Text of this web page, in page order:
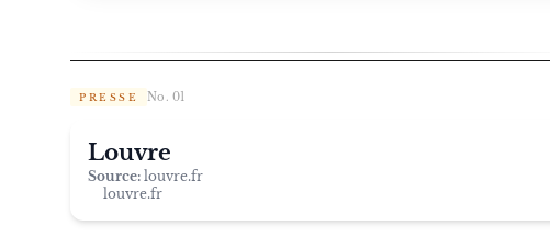
PRESSE No. 01
Louvre
Source: louvre.fr
louvre.fr